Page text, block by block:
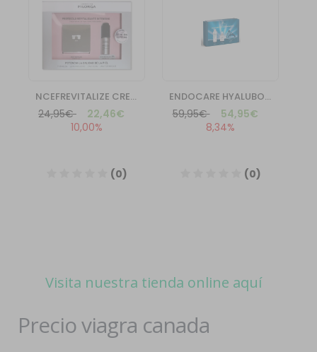
Visita nuestra tienda online aquí
Precio viagra canada